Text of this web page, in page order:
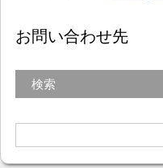
お問い合わせ先
検索